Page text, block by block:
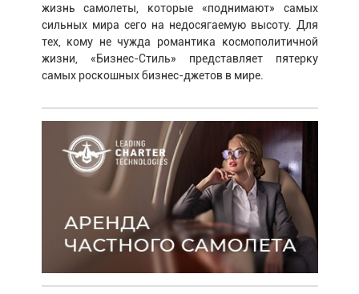
жизнь самолеты, которые «поднимают» самых
сильных мира сего на недосягаемую высоту. Для
тех, кому не чужда романтика космополитичной
жизни, «Бизнес-Стиль» представляет пятерку
самых роскошных бизнес-джетов в мире.